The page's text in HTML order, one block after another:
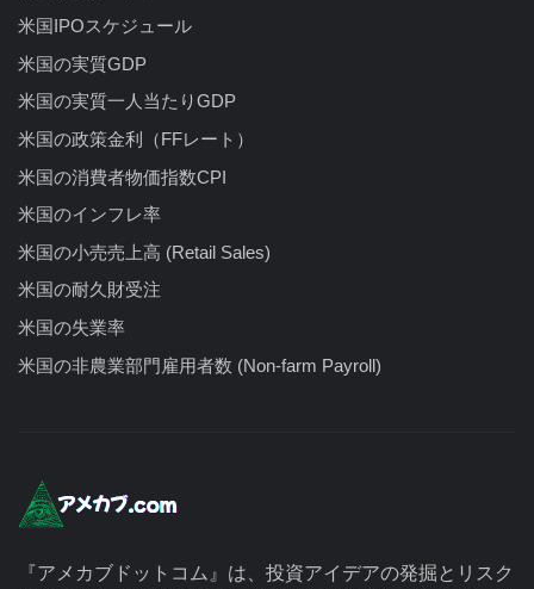
米国IPOスケジュール
米国の実質GDP
米国の実質一人当たりGDP
米国の政策金利（FFレート）
米国の消費者物価指数CPI
米国のインフレ率
米国の小売売上高 (Retail Sales)
米国の耐久財受注
米国の失業率
米国の非農業部門雇用者数 (Non-farm Payroll)
『アメカブドットコム』は、投資アイデアの発掘とリスク